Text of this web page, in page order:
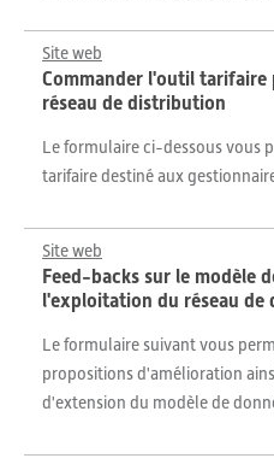
Site web
Commander l'outil tarifaire
réseau de distribution
Le formulaire ci-dessous vous
tarifaire destiné aux
Site web
Feed-backs sur le modèle
l'exploitation du réseau de
Le formulaire suivant vous
propositions d'amélioration
d'extension du modèle de